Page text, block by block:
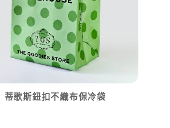
蒂歌斯鈕扣不織布保冷袋